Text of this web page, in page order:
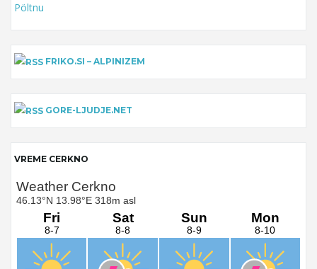
Pöltnu
FRIKO.SI – ALPINIZEM
GORE-LJUDJE.NET
VREME CERKNO